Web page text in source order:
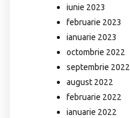
iunie 2023
februarie 2023
ianuarie 2023
octombrie 2022
septembrie 2022
august 2022
februarie 2022
ianuarie 2022